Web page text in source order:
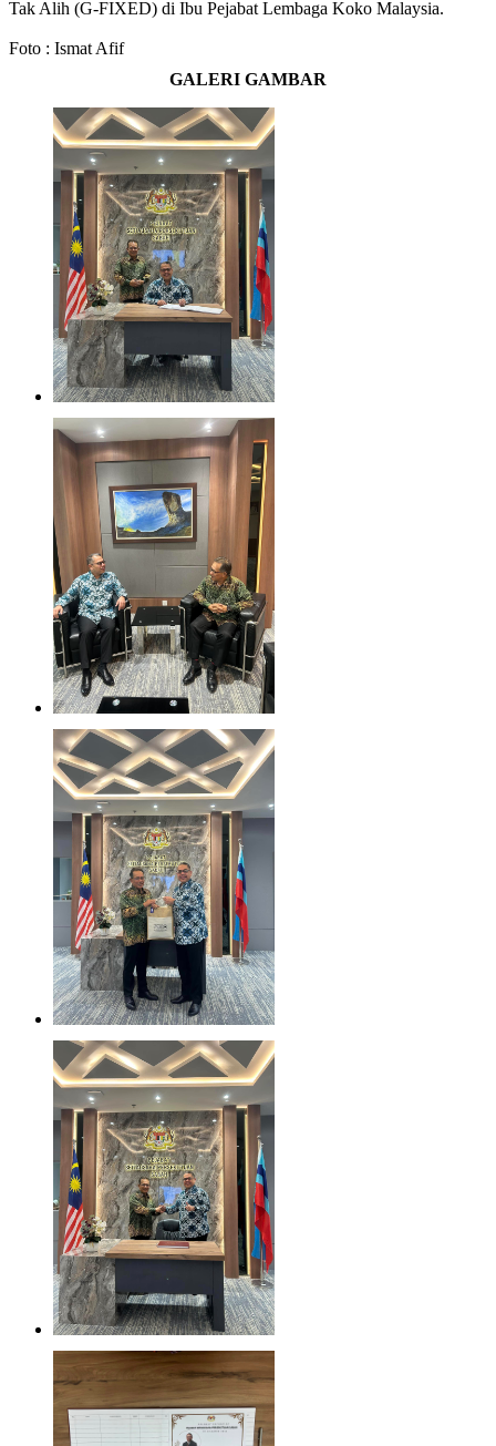
Tak Alih (G-FIXED) di Ibu Pejabat Lembaga Koko Malaysia.
Foto : Ismat Afif
GALERI GAMBAR